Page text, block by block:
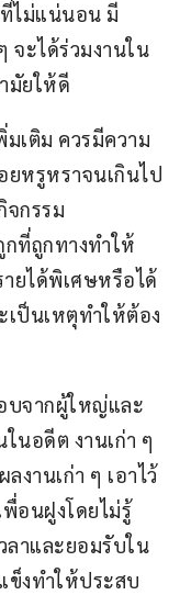
ไม่แน่นอน มี
จะได้ร่วมงานใน
มัยให้ดี
เติม ควรมีความ
ยหรูหราจนเกินไป
จกรรม
ที่ถูกทางทำให้
ยได้พิเศษหรือได้
เป็นเหตุทำให้ต้อง
บจากผู้ใหญ่และ
นอดีต งานเก่า ๆ
งานเก่า ๆ เอาไว้
อนฝูงโดยไม่รู้
ลาและยอมรับใน
ข็งทำให้ประสบ